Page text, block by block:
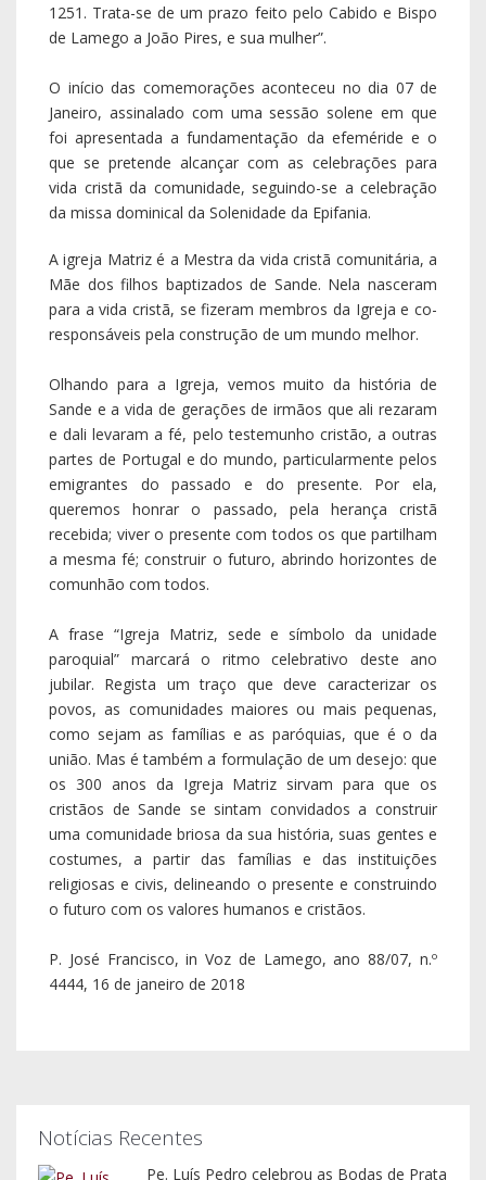
1251. Trata-se de um prazo feito pelo Cabido e Bispo
de Lamego a João Pires, e sua mulher”.
O início das comemorações aconteceu no dia 07 de
Janeiro, assinalado com uma sessão solene em que
foi apresentada a fundamentação da efeméride e o
que se pretende alcançar com as celebrações para
vida cristã da comunidade, seguindo-se a celebração
da missa dominical da Solenidade da Epifania.
A igreja Matriz é a Mestra da vida cristã comunitária, a
Mãe dos filhos baptizados de Sande. Nela nasceram
para a vida cristã, se fizeram membros da Igreja e co-
responsáveis pela construção de um mundo melhor.
Olhando para a Igreja, vemos muito da história de
Sande e a vida de gerações de irmãos que ali rezaram
e dali levaram a fé, pelo testemunho cristão, a outras
partes de Portugal e do mundo, particularmente pelos
emigrantes do passado e do presente. Por ela,
queremos honrar o passado, pela herança cristã
recebida; viver o presente com todos os que partilham
a mesma fé; construir o futuro, abrindo horizontes de
comunhão com todos.
A frase “Igreja Matriz, sede e símbolo da unidade
paroquial” marcará o ritmo celebrativo deste ano
jubilar. Regista um traço que deve caracterizar os
povos, as comunidades maiores ou mais pequenas,
como sejam as famílias e as paróquias, que é o da
união. Mas é também a formulação de um desejo: que
os 300 anos da Igreja Matriz sirvam para que os
cristãos de Sande se sintam convidados a construir
uma comunidade briosa da sua história, suas gentes e
costumes, a partir das famílias e das instituições
religiosas e civis, delineando o presente e construindo
o futuro com os valores humanos e cristãos.
P. José Francisco, in Voz de Lamego, ano 88/07, n.º
4444, 16 de janeiro de 2018
Notícias Recentes
Pe. Luís Pedro celebrou as Bodas de Prata